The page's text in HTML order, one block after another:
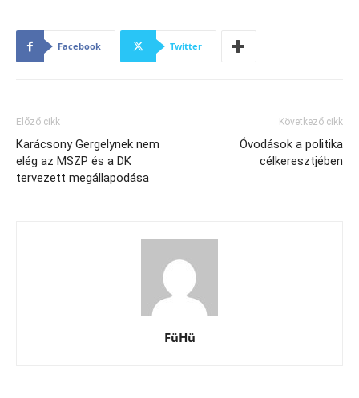
Facebook Twitter
Előző cikk
Karácsony Gergelynek nem
elég az MSZP és a DK
tervezett megállapodása
Következő cikk
Óvodások a politika
célkeresztjében
FüHü